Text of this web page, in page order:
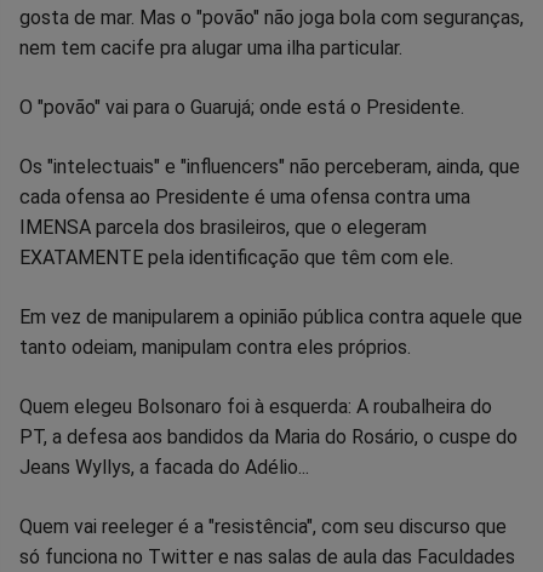
gosta de mar. Mas o "povão" não joga bola com seguranças,
nem tem cacife pra alugar uma ilha particular.
O "povão" vai para o Guarujá; onde está o Presidente.
Os "intelectuais" e "influencers" não perceberam, ainda, que
cada ofensa ao Presidente é uma ofensa contra uma
IMENSA parcela dos brasileiros, que o elegeram
EXATAMENTE pela identificação que têm com ele.
Em vez de manipularem a opinião pública contra aquele que
tanto odeiam, manipulam contra eles próprios.
Quem elegeu Bolsonaro foi à esquerda: A roubalheira do
PT, a defesa aos bandidos da Maria do Rosário, o cuspe do
Jeans Wyllys, a facada do Adélio...
Quem vai reeleger é a "resistência", com seu discurso que
só funciona no Twitter e nas salas de aula das Faculdades